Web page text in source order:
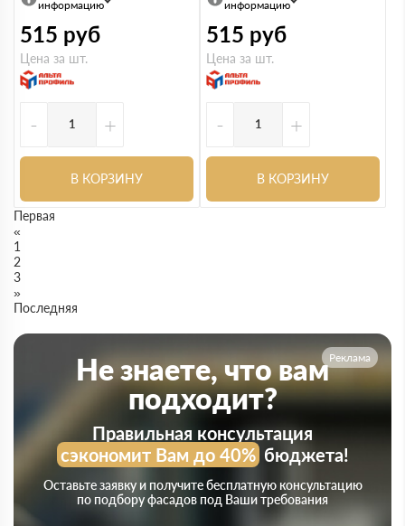
информацию
515 руб
Цена за шт.
- +
В КОРЗИНУ
информацию
515 руб
Цена за шт.
- +
В КОРЗИНУ
Первая
«
1
2
3
»
Последняя
Реклама
Не знаете, что вам
подходит?
Правильная консультация
сэкономит Вам до 40%бюджета!
Оставьте заявку и получите бесплатную консультацию
по подбору фасадов под Ваши требования